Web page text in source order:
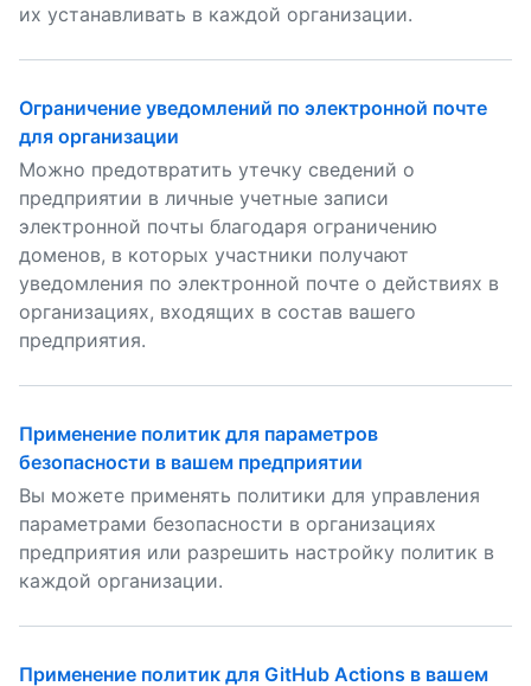
их устанавливать в каждой организации.
Ограничение уведомлений по электронной почте
для организации
Можно предотвратить утечку сведений о
предприятии в личные учетные записи
электронной почты благодаря ограничению
доменов, в которых участники получают
уведомления по электронной почте о действиях в
организациях, входящих в состав вашего
предприятия.
Применение политик для параметров
безопасности в вашем предприятии
Вы можете применять политики для управления
параметрами безопасности в организациях
предприятия или разрешить настройку политик в
каждой организации.
Применение политик для GitHub Actions в вашем